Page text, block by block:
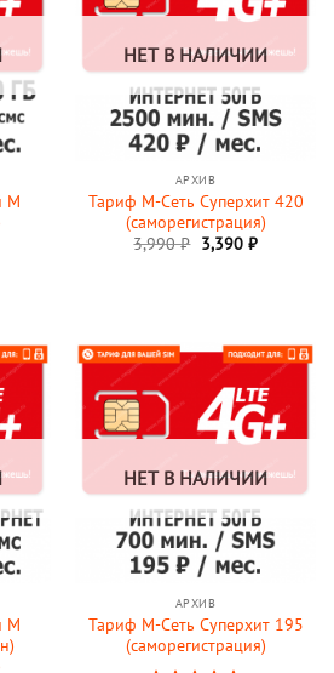
M
НЕТ В НАЛИЧИИ
АРХИВ
Тариф М-Сеть Суперхит 420
(саморегистрация)
3,990₽ 3,390 ₽
M
НЕТ В НАЛИЧИИ
АРХИВ
Тариф М-Сеть Суперхит 195
(саморегистрация)